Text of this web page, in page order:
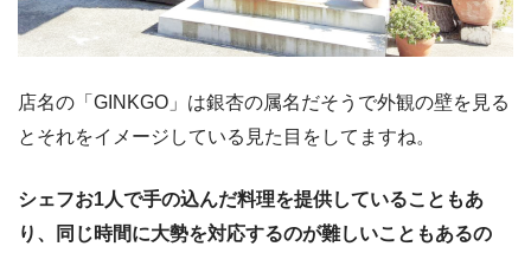
店名の「GINKGO」は銀杏の属名だそうで外観の壁を見る
とそれをイメージしている見た目をしてますね。
シェフお1人で手の込んだ料理を提供していることもあ
り、同じ時間に大勢を対応するのが難しいこともあるの